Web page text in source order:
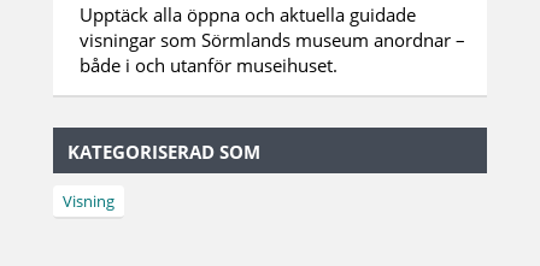
Upptäck alla öppna och aktuella guidade
visningar som Sörmlands museum anordnar –
både i och utanför museihuset.
KATEGORISERAD SOM
Visning